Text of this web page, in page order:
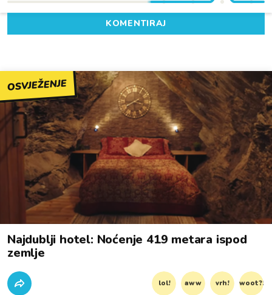
KOMENTIRAJ
OSVJEŽENJE
Najdublji hotel: Noćenje 419 metara ispod
zemlje
lol! aww vrh! woot?!